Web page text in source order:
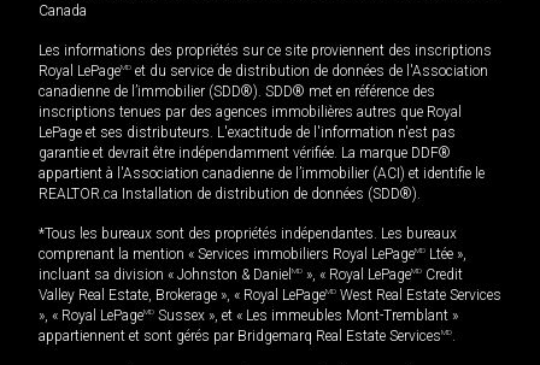
Canada
Les informations des propriétés sur ce site proviennent des inscriptions
Royal LePageMD et du service de distribution de données de l'Association
canadienne de l’immobilier (SDD®). SDD® met en référence des
inscriptions tenues par des agences immobilières autres que Royal
LePage et ses distributeurs. L'exactitude de l'information n'est pas
garantie et devrait être indépendamment vérifiée. La marque DDF®
appartient à l'Association canadienne de l’immobilier (ACI) et identifie le
REALTOR.ca Installation de distribution de données (SDD®).
*Tous les bureaux sont des propriétés indépendantes. Les bureaux
comprenant la mention « Services immobiliers Royal LePageMD Ltée »,
incluant sa division « Johnston & Daniel MD », « Royal LePageMD Credit
Valley Real Estate, Brokerage », « Royal LePageMD West Real Estate Services
», « Royal LePageMD Sussex », et « Les immeubles Mont-Tremblant »
appartiennent et sont gérés par Bridgemarq Real Estate ServicesMD.